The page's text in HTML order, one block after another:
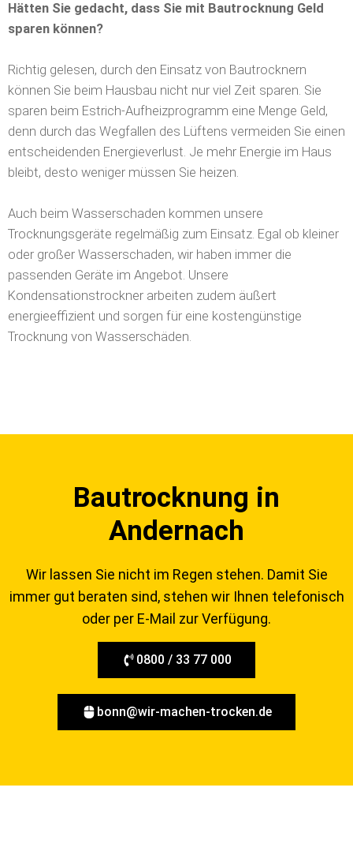
Hätten Sie gedacht, dass Sie mit Bautrocknung Geld
sparen können?
Richtig gelesen, durch den Einsatz von Bautrocknern
können Sie beim Hausbau nicht nur viel Zeit sparen. Sie
sparen beim Estrich-Aufheizprogramm eine Menge Geld,
denn durch das Wegfallen des Lüftens vermeiden Sie einen
entscheidenden Energieverlust. Je mehr Energie im Haus
bleibt, desto weniger müssen Sie heizen.
Auch beim Wasserschaden kommen unsere
Trocknungsgeräte regelmäßig zum Einsatz. Egal ob kleiner
oder großer Wasserschaden, wir haben immer die
passenden Geräte im Angebot. Unsere
Kondensationstrockner arbeiten zudem äußert
energieeffizient und sorgen für eine kostengünstige
Trocknung von Wasserschäden.
Bautrocknung in
Andernach
Wir lassen Sie nicht im Regen stehen. Damit Sie
immer gut beraten sind, stehen wir Ihnen telefonisch
oder per E-Mail zur Verfügung.
0800 / 33 77 000
bonn@wir-machen-trocken.de